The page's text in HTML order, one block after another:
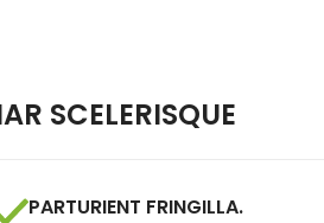
SCELERISQUE
PARTURIENT FRINGILLA.